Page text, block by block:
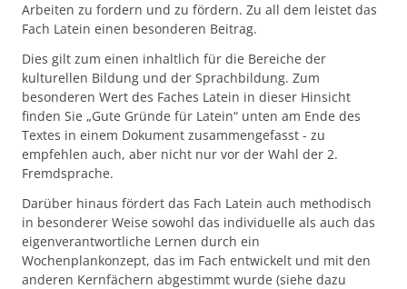
Arbeiten zu fordern und zu fördern. Zu all dem leistet das
Fach Latein einen besonderen Beitrag.
Dies gilt zum einen inhaltlich für die Bereiche der
kulturellen Bildung und der Sprachbildung. Zum
besonderen Wert des Faches Latein in dieser Hinsicht
finden Sie „Gute Gründe für Latein“ unten am Ende des
Textes in einem Dokument zusammengefasst - zu
empfehlen auch, aber nicht nur vor der Wahl der 2.
Fremdsprache.
Darüber hinaus fördert das Fach Latein auch methodisch
in besonderer Weise sowohl das individuelle als auch das
eigenverantwortliche Lernen durch ein
Wochenplankonzept, das im Fach entwickelt und mit den
anderen Kernfächern abgestimmt wurde (siehe dazu